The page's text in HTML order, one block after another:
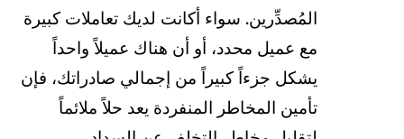
المُصدِّرين. سواء أكانت لديك تعاملات كبيرة
مع عميل محدد، أو أن هناك عميلاً واحداً
يشكل جزءاً كبيراً من إجمالي صادراتك، فإن
تأمين المخاطر المنفردة يعد حلاً ملائماً